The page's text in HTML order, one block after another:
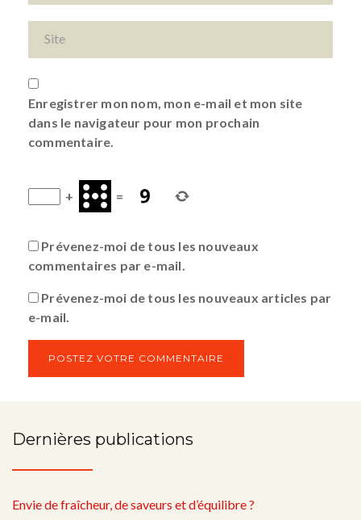
Enregistrer mon nom, mon e-mail et mon site
dans le navigateur pour mon prochain
commentaire.
+ =
Prévenez-moi de tous les nouveaux
commentaires par e-mail.
Prévenez-moi de tous les nouveaux articles par
e-mail.
Dernières publications
Envie de fraîcheur, de saveurs et d’équilibre ?